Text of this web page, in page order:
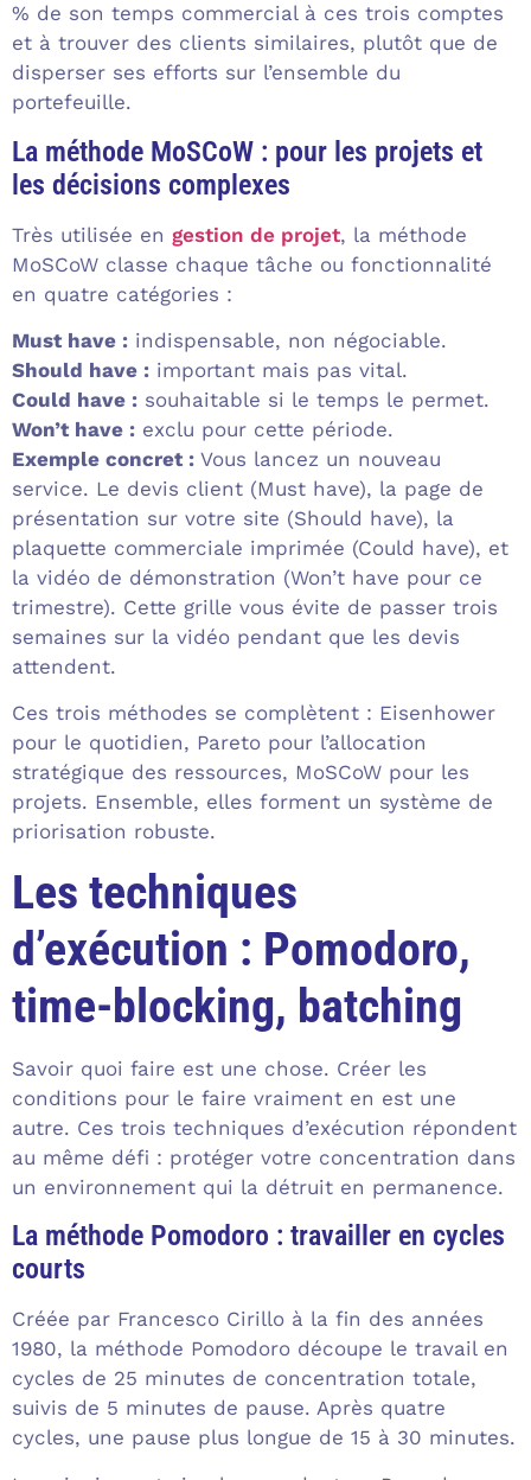
% de son temps commercial à ces trois comptes
et à trouver des clients similaires, plutôt que de
disperser ses efforts sur l’ensemble du
portefeuille.
La méthode MoSCoW : pour les projets et
les décisions complexes
Très utilisée en gestion de projet, la méthode
MoSCoW classe chaque tâche ou fonctionnalité
en quatre catégories :
Must have : indispensable, non négociable.
Should have : important mais pas vital.
Could have : souhaitable si le temps le permet.
Won’t have : exclu pour cette période.
Exemple concret : Vous lancez un nouveau
service. Le devis client (Must have), la page de
présentation sur votre site (Should have), la
plaquette commerciale imprimée (Could have), et
la vidéo de démonstration (Won’t have pour ce
trimestre). Cette grille vous évite de passer trois
semaines sur la vidéo pendant que les devis
attendent.
Ces trois méthodes se complètent : Eisenhower
pour le quotidien, Pareto pour l’allocation
stratégique des ressources, MoSCoW pour les
projets. Ensemble, elles forment un système de
priorisation robuste.
Les techniques
d’exécution : Pomodoro,
time-blocking, batching
Savoir quoi faire est une chose. Créer les
conditions pour le faire vraiment en est une
autre. Ces trois techniques d’exécution répondent
au même défi : protéger votre concentration dans
un environnement qui la détruit en permanence.
La méthode Pomodoro : travailler en cycles
courts
Créée par Francesco Cirillo à la fin des années
1980, la méthode Pomodoro découpe le travail en
cycles de 25 minutes de concentration totale,
suivis de 5 minutes de pause. Après quatre
cycles, une pause plus longue de 15 à 30 minutes.